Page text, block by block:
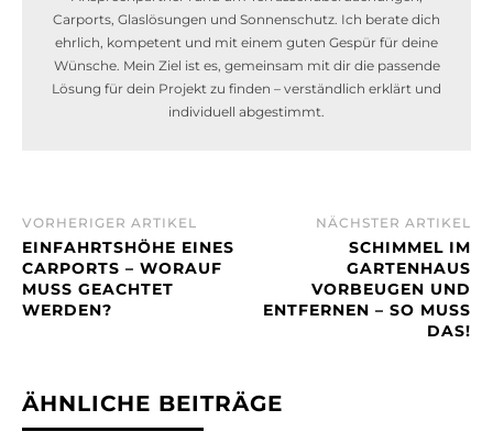
Carports, Glaslösungen und Sonnenschutz. Ich berate dich
ehrlich, kompetent und mit einem guten Gespür für deine
Wünsche. Mein Ziel ist es, gemeinsam mit dir die passende
Lösung für dein Projekt zu finden – verständlich erklärt und
individuell abgestimmt.
VORHERIGER ARTIKEL
EINFAHRTSHÖHE EINES
CARPORTS – WORAUF
MUSS GEACHTET
WERDEN?
NÄCHSTER ARTIKEL
SCHIMMEL IM
GARTENHAUS
VORBEUGEN UND
ENTFERNEN – SO MUSS
DAS!
ÄHNLICHE BEITRÄGE